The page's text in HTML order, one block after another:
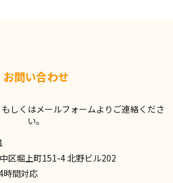
お問い合わせ
しくはメールフォームよりご連絡くださ
い。
区堀上町151-4 北野ビル202
時間対応